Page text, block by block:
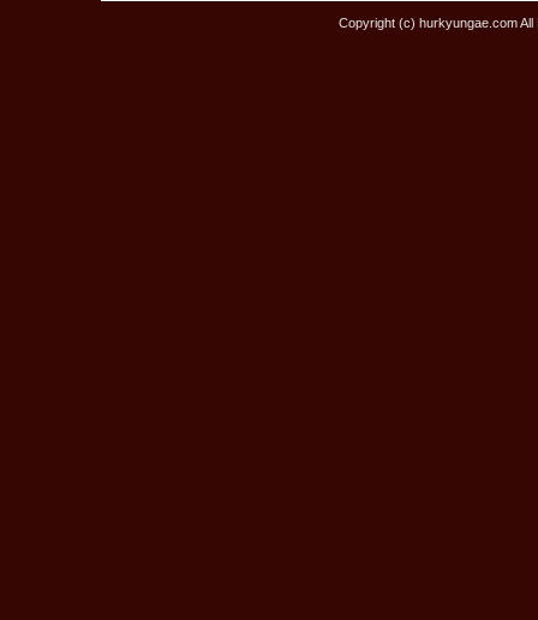
Copyright (c) hurkyungae.com